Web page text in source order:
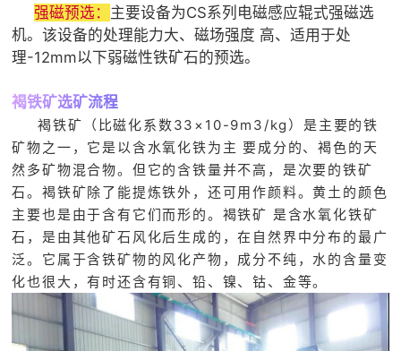
强磁预选： 主要设备为CS系列电磁感应辊式强磁选
机。该设备的处理能力大、磁场强度 高、适用于处
理-12mm以下弱磁性铁矿石的预选。
褐铁矿选矿流程
褐铁矿（比磁化系数33×10-9m3/kg）是主要的铁
矿物之一，它是以含水氧化铁为主 要成分的、褐色的天
然多矿物混合物。但它的含铁量并不高，是次要的铁矿
石。褐铁矿除了能提炼铁外，还可用作颜料。黄土的颜色
主要也是由于含有它们而形的。褐铁矿 是含水氧化铁矿
石，是由其他矿石风化后生成的，在自然界中分布的最广
泛。它属于含铁矿物的风化产物，成分不纯，水的含量变
化也很大，有时还含有铜、铅、镍、钴、金等。